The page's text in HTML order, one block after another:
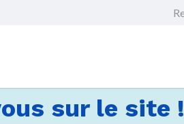
sur le site !